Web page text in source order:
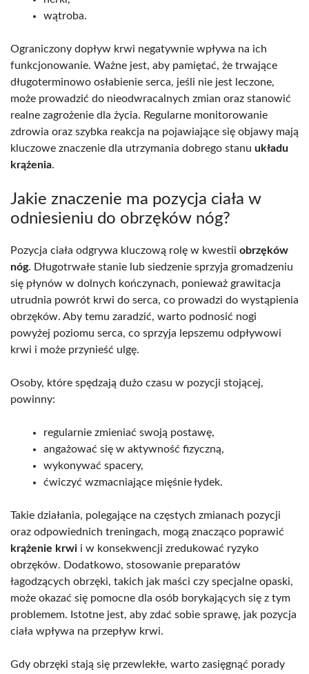
wątroba.
Ograniczony dopływ krwi negatywnie wpływa na ich
funkcjonowanie. Ważne jest, aby pamiętać, że trwające
długoterminowo osłabienie serca, jeśli nie jest leczone,
może prowadzić do nieodwracalnych zmian oraz stanowić
realne zagrożenie dla życia. Regularne monitorowanie
zdrowia oraz szybka reakcja na pojawiające się objawy mają
kluczowe znaczenie dla utrzymania dobrego stanu układu
krążenia.
Jakie znaczenie ma pozycja ciała w
odniesieniu do obrzęków nóg?
Pozycja ciała odgrywa kluczową rolę w kwestii obrzęków
nóg. Długotrwałe stanie lub siedzenie sprzyja gromadzeniu
się płynów w dolnych kończynach, ponieważ grawitacja
utrudnia powrót krwi do serca, co prowadzi do wystąpienia
obrzęków. Aby temu zaradzić, warto podnosić nogi
powyżej poziomu serca, co sprzyja lepszemu odpływowi
krwi i może przynieść ulgę.
Osoby, które spędzają dużo czasu w pozycji stojącej,
powinny:
regularnie zmieniać swoją postawę,
angażować się w aktywność fizyczną,
wykonywać spacery,
ćwiczyć wzmacniające mięśnie łydek.
Takie działania, polegające na częstych zmianach pozycji
oraz odpowiednich treningach, mogą znacząco poprawić
krążenie krwi i w konsekwencji zredukować ryzyko
obrzęków. Dodatkowo, stosowanie preparatów
łagodzących obrzęki, takich jak maści czy specjalne opaski,
może okazać się pomocne dla osób borykających się z tym
problemem. Istotne jest, aby zdać sobie sprawę, jak pozycja
ciała wpływa na przepływ krwi.
Gdy obrzęki stają się przewlekłe, warto zasięgnąć porady